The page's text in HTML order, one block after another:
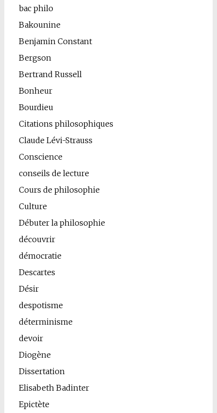
bac philo
Bakounine
Benjamin Constant
Bergson
Bertrand Russell
Bonheur
Bourdieu
Citations philosophiques
Claude Lévi-Strauss
Conscience
conseils de lecture
Cours de philosophie
Culture
Débuter la philosophie
découvrir
démocratie
Descartes
Désir
despotisme
déterminisme
devoir
Diogène
Dissertation
Elisabeth Badinter
Epictète